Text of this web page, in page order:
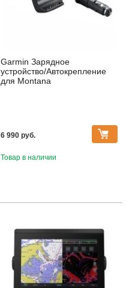
Garmin Зарядное
устройство/Автокрепление
для Montana
6 990 pуб.
Товар в наличии